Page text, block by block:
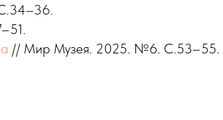
// Мир Музея. 2025. №6. С.53–55.